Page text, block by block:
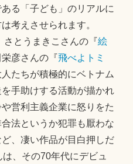
る「子ども」のリアルに
考えさせられます。
さとうまきこさんの『絵
栄彦さんの『飛べよトミ
たちが積極的にベトナム
手助けする活動が描かれ
営利主義企業に怒りをた
法というか犯罪も厭わな
ど、凄い作品が目白押しだ
、その70年代にデビュ